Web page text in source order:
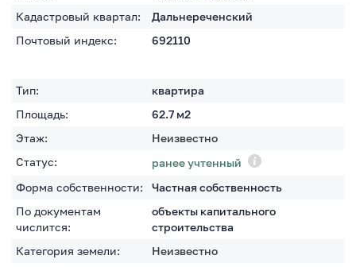
Кадастровый квартал:
Дальнереченский
Почтовый индекс:
692110
Тип:
квартира
Площадь:
62.7 м2
Этаж:
Неизвестно
Статус:
ранее учтенный
Форма собственности:
Частная собственность
По документам
числится:
объекты капитального
строительства
Категория земели:
Неизвестно